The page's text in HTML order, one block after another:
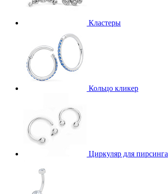
Кластеры
Кольцо кликер
Циркуляр для пирсинга